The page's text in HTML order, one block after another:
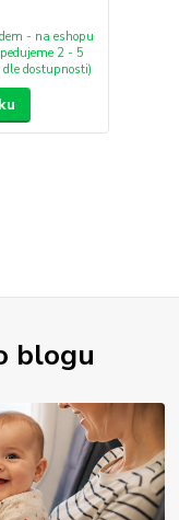
- na eshopu
2 - 5
dostupnosti)
blogu